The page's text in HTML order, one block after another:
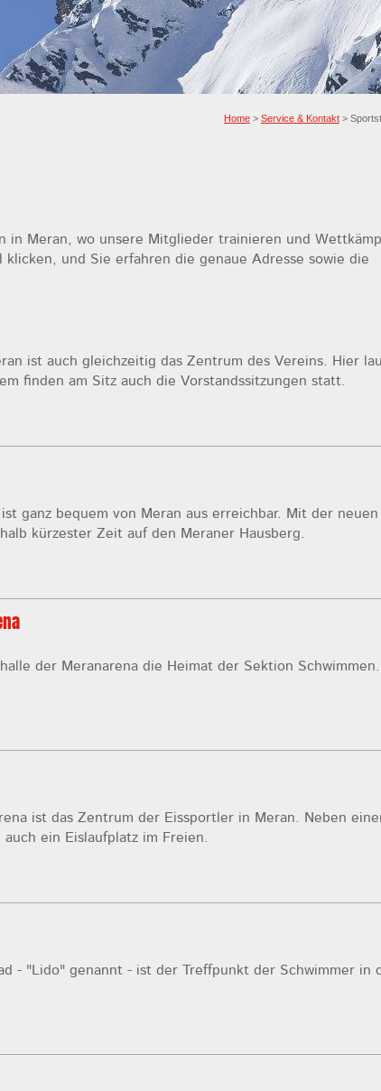
Home > Service & Kontakt >
Meran, wo unsere Mitglieder trainieren und
und Sie erfahren die genaue Adresse sowie die
ist auch gleichzeitig das Zentrum des Vereins. Hier
finden am Sitz auch die Vorstandssitzungen statt.
ganz bequem von Meran aus erreichbar. Mit der neuen
kürzester Zeit auf den Meraner Hausberg.
der Meranarena die Heimat der Sektion Schwimmen.
ist das Zentrum der Eissportler in Meran. Neben
ein Eislaufplatz im Freien.
- "Lido" genannt - ist der Treffpunkt der Schwimmer in